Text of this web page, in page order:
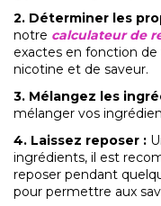
2. Déterminer les
notre calculateur de
exactes en fonction
nicotine et de saveur.
3. Mélangez les
mélanger vos
4. Laissez reposer :
ingrédients, il est
reposer pendant
pour permettre aux